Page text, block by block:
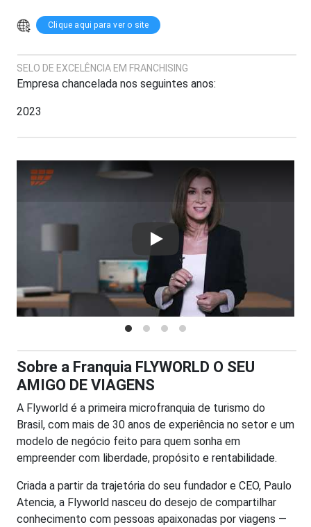
Clique aqui para ver o site
SELO DE EXCELÊNCIA EM FRANCHISING
Empresa chancelada nos seguintes anos:
2023
Play
Sobre a Franquia FLYWORLD O SEU
AMIGO DE VIAGENS
A Flyworld é a primeira microfranquia de turismo do
Brasil, com mais de 30 anos de experiência no setor e um
modelo de negócio feito para quem sonha em
empreender com liberdade, propósito e rentabilidade.
Criada a partir da trajetória do seu fundador e CEO, Paulo
Atencia, a Flyworld nasceu do desejo de compartilhar
conhecimento com pessoas apaixonadas por viagens —